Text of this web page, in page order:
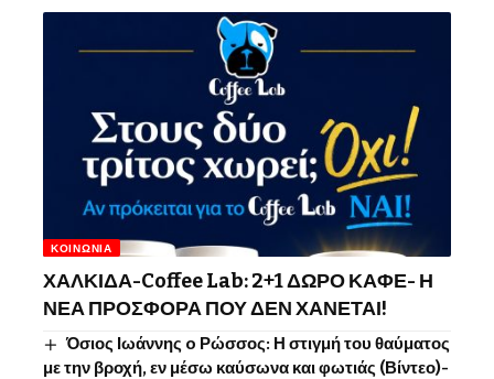
ΚΟΙΝΩΝΊΑ
ΧΑΛΚΙΔΑ-Coffee Lab: 2+1 ΔΩΡΟ ΚΑΦΕ- Η
ΝΕΑ ΠΡΟΣΦΟΡΑ ΠΟΥ ΔΕΝ ΧΑΝΕΤΑΙ!
Όσιος Ιωάννης o Ρώσσος: Η στιγμή του θαύματος
με την βροχή, εν μέσω καύσωνα και φωτιάς (Βίντεο)-